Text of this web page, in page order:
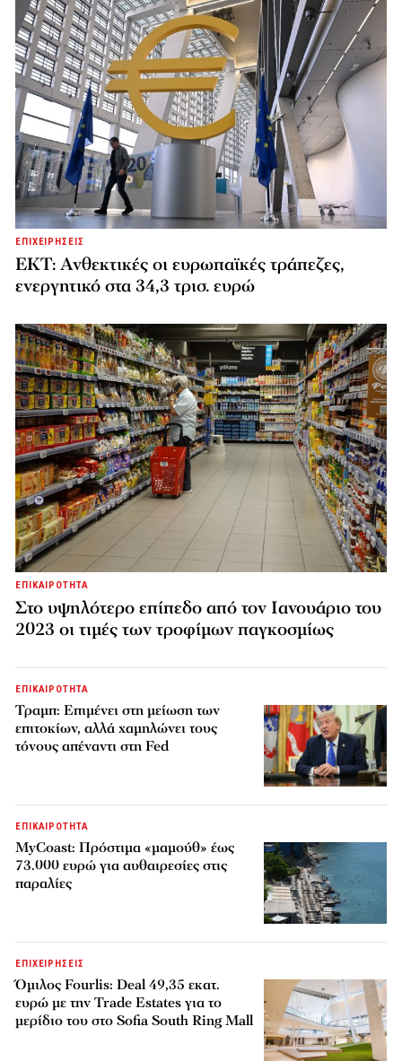
ΕΠΙΧΕΙΡΗΣΕΙΣ
ΕΚΤ: Ανθεκτικές οι ευρωπαϊκές τράπεζες,
ενεργητικό στα 34,3 τρισ. ευρώ
ΕΠΙΚΑΙΡΟΤΗΤΑ
Στο υψηλότερο επίπεδο από τον Ιανουάριο του
2023 οι τιμές των τροφίμων παγκοσμίως
ΕΠΙΚΑΙΡΟΤΗΤΑ
Τραμπ: Επιμένει στη μείωση των
επιτοκίων, αλλά χαμηλώνει τους
τόνους απέναντι στη Fed
ΕΠΙΚΑΙΡΟΤΗΤΑ
MyCoast: Πρόστιμα «μαμούθ» έως
73.000 ευρώ για αυθαιρεσίες στις
παραλίες
ΕΠΙΧΕΙΡΗΣΕΙΣ
Όμιλος Fourlis: Deal 49,35 εκατ.
ευρώ με την Trade Estates για το
μερίδιο του στο Sofia South Ring Mall